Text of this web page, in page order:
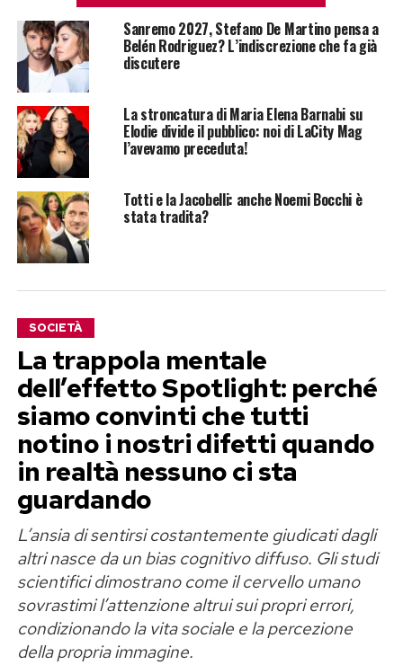
Sanremo 2027, Stefano De Martino pensa a
Belén Rodriguez? L’indiscrezione che fa già
discutere
La stroncatura di Maria Elena Barnabi su
Elodie divide il pubblico: noi di LaCity Mag
l’avevamo preceduta!
Totti e la Jacobelli: anche Noemi Bocchi è
stata tradita?
SOCIETÀ
La trappola mentale
dell’effetto Spotlight: perché
siamo convinti che tutti
notino i nostri difetti quando
in realtà nessuno ci sta
guardando
L’ansia di sentirsi costantemente giudicati dagli
altri nasce da un bias cognitivo diffuso. Gli studi
scientifici dimostrano come il cervello umano
sovrastimi l’attenzione altrui sui propri errori,
condizionando la vita sociale e la percezione
della propria immagine.